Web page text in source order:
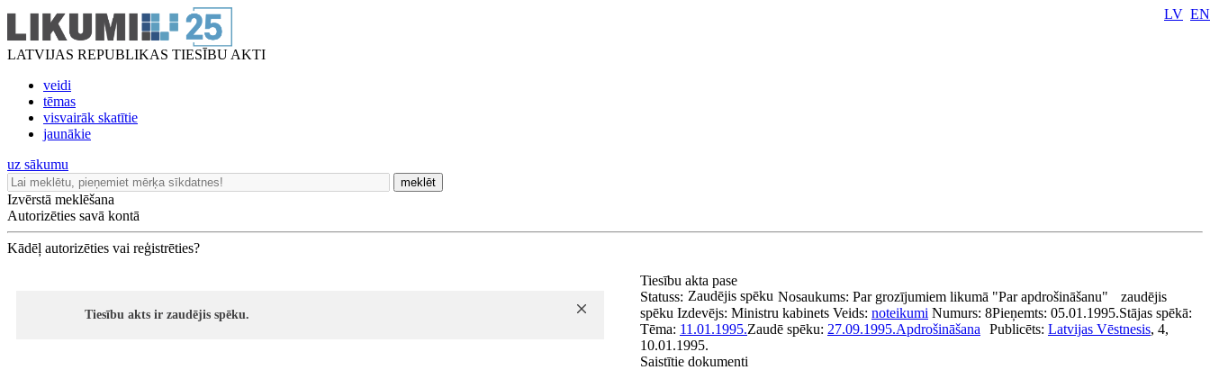
LATVIJAS REPUBLIKAS TIESĪBU AKTI
veidi
tēmas
visvairāk skatītie
jaunākie
LV EN
uz sākumu
meklēt
Izvērstā meklēšana
Autorizēties savā kontā
Kādēļ autorizēties vai reģistrēties?
Tiesību akts ir zaudējis spēku.
Tiesību akta pase
Nosaukums: Par grozījumiem likumā "Par apdrošināšanu"
Statuss: Zaudējis spēku
zaudējis
spēku Izdevējs: Ministru kabinets Veids: noteikumi Numurs: 8Pieņemts: 05.01.1995.Stājas spēkā:
11.01.1995.Zaudē spēku: 27.09.1995.
Tēma: Apdrošināšana Publicēts: Latvijas Vēstnesis, 4,
10.01.1995.
Saistītie dokumenti